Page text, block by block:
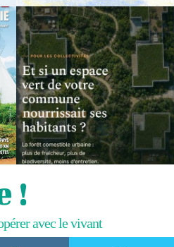
!
avec le vivant